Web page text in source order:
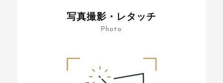
写真撮影・レタッチ
Photo